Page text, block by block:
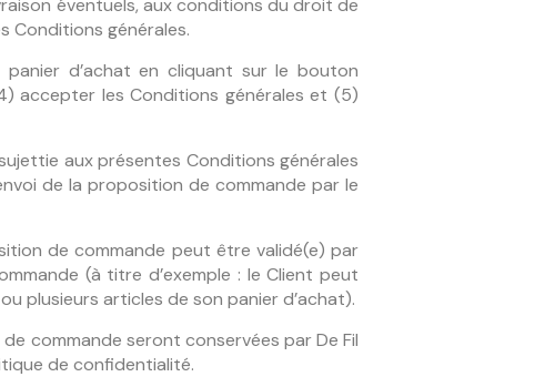
éventuels, aux conditions du droit de
Conditions générales.
d’achat en cliquant sur le bouton
accepter les Conditions générales et (5)
aux présentes Conditions générales
de la proposition de commande par le
de commande peut être validé(e) par
(à titre d’exemple : le Client peut
plusieurs articles de son panier d’achat).
commande seront conservées par De Fil
de confidentialité.